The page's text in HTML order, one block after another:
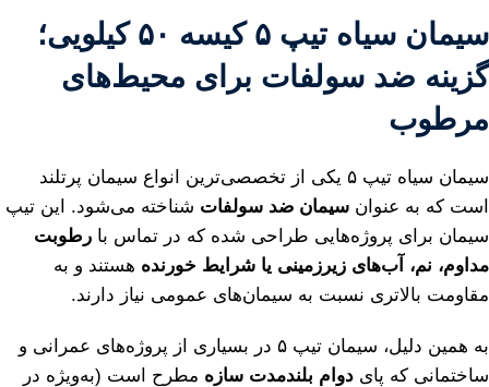
سیمان سیاه تیپ ۵ کیسه ۵۰ کیلویی؛
گزینه ضد سولفات برای محیط‌های
مرطوب
سیمان سیاه تیپ ۵ یکی از تخصصی‌ترین انواع سیمان پرتلند
است که به عنوان سیمان ضد سولفات شناخته می‌شود. این تیپ
سیمان برای پروژه‌هایی طراحی شده که در تماس با رطوبت
مداوم، نم، آب‌های زیرزمینی یا شرایط خورنده هستند و به
مقاومت بالاتری نسبت به سیمان‌های عمومی نیاز دارند.
به همین دلیل، سیمان تیپ ۵ در بسیاری از پروژه‌های عمرانی و
ساختمانی که پای دوام بلندمدت سازه مطرح است (به‌ویژه در